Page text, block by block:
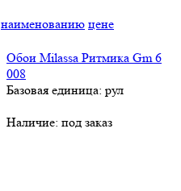
наименованию цене
Обои Milassa Ритмика Gm 6
008
Базовая единица: рул
Наличие: под заказ